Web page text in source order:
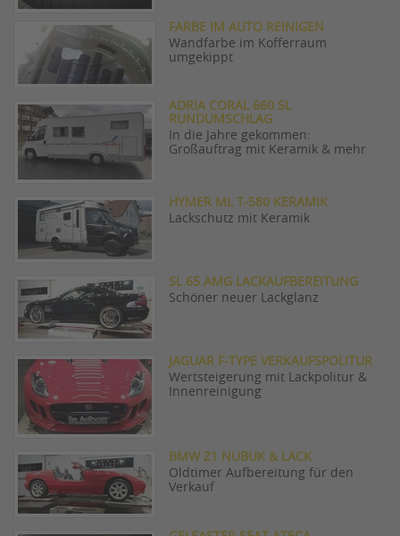
FARBE IM AUTO REINIGEN
Wandfarbe im Kofferraum
umgekippt
ADRIA CORAL 660 SL
RUNDUMSCHLAG
In die Jahre gekommen:
Großauftrag mit Keramik & mehr
HYMER ML T-580 KERAMIK
Lackschutz mit Keramik
SL 65 AMG LACKAUFBEREITUNG
Schöner neuer Lackglanz
JAGUAR F-TYPE VERKAUFSPOLITUR
Wertsteigerung mit Lackpolitur &
Innenreinigung
BMW Z1 NUBUK & LACK
Oldtimer Aufbereitung für den
Verkauf